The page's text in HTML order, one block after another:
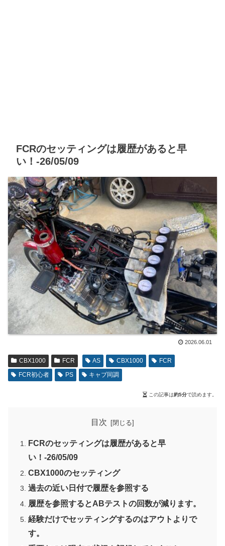
FCRのセッティングは履歴があると早
い！-26/05/09
2026.06.01
CBX1000 FCR AS CBX1000
FCR
FCR初心者
PS キャブ同調
この記事は約5分で読めます。
目次
FCRのセッティングは履歴があると早
い！-26/05/09
CBX1000のセッティング
過去の近い日付で履歴を参照する
履歴を参照するとABテストの回数が減ります。
経験だけでセッティングするのはアウトよりで
す。